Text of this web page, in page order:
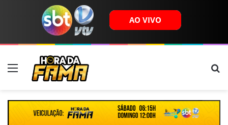
Menu